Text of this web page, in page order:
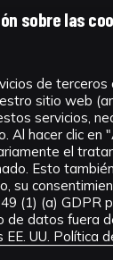
Fotografías
SF
Técnica
Materiales
Ver más
sobre las
de terceros
sitio web
servicios,
Al hacer clic en
el
Esto
su
(1) (a) GDPR
de datos fuera
UU. Política